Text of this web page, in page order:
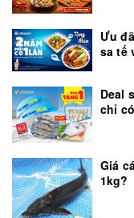
Ưu
sa tế
Deal
chỉ
Giá
1kg?